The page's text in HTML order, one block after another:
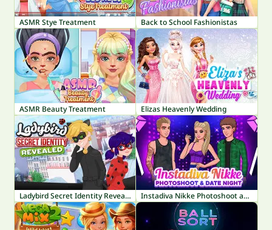
ASMR Stye Treatment Back to School Fashionistas
ASMR Beauty Treatment Elizas Heavenly Wedding
Ladybird Secret Identity Revealed Instadiva Nikke Photoshoot and Date Night